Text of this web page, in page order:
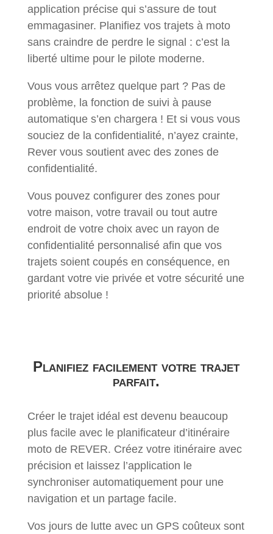
application précise qui s’assure de tout
emmagasiner. Planifiez vos trajets à moto
sans craindre de perdre le signal : c’est la
liberté ultime pour le pilote moderne.
Vous vous arrêtez quelque part ? Pas de
problème, la fonction de suivi à pause
automatique s’en chargera ! Et si vous vous
souciez de la confidentialité, n’ayez crainte,
Rever vous soutient avec des zones de
confidentialité.
Vous pouvez configurer des zones pour
votre maison, votre travail ou tout autre
endroit de votre choix avec un rayon de
confidentialité personnalisé afin que vos
trajets soient coupés en conséquence, en
gardant votre vie privée et votre sécurité une
priorité absolue !
Planifiez facilement votre trajet
parfait.
Créer le trajet idéal est devenu beaucoup
plus facile avec le planificateur d’itinéraire
moto de REVER. Créez votre itinéraire avec
précision et laissez l’application le
synchroniser automatiquement pour une
navigation et un partage facile.
Vos jours de lutte avec un GPS coûteux sont